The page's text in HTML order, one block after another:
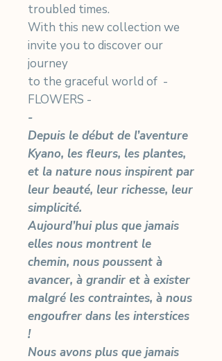
troubled times.
With this new collection we
invite you to discover our
journey
to the graceful world of -
FLOWERS -
-
Depuis le début de l’aventure
Kyano, les fleurs, les plantes,
et la nature nous inspirent par
leur beauté, leur richesse, leur
simplicité.
Aujourd’hui plus que jamais
elles nous montrent le
chemin, nous poussent à
avancer, à grandir et à exister
malgré les contraintes, à nous
engoufrer dans les interstices
!
Nous avons plus que jamais